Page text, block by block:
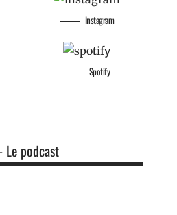
Instagram
Spotify
Le podcast